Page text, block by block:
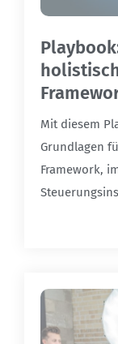
Mit diesem
Grundlagen
Framework,